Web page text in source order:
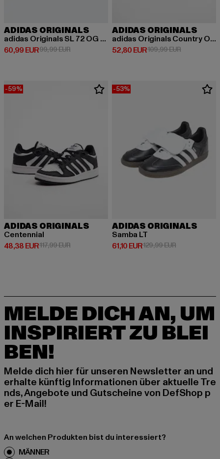
ADIDAS ORIGINALS
adidas Originals SL 72 OG W Sneakers
60,99 EUR
Derzeitiger Preis: 60,99 EUR
99,99 EURAktionspreis: 99,99 EUR
ADIDAS ORIGINALS
adidas Originals Country Originals Sneakers
52,80 EUR
Derzeitiger Preis: 52,80 EUR
109,99 EUR
-59%
ADIDAS ORIGINALS
Centennial
48,38 EUR
Derzeitiger Preis: 48,38 EUR
117,99 EURAktionspreis: 117,99 EUR
-53%
ADIDAS ORIGINALS
Samba LT
61,10 EUR
Derzeitiger Preis: 61,10 EUR
129,99 EURAktionspreis:
MELDE DICH AN, UM
INSPIRIERT ZU BLEI
BEN!
Melde dich hier für unseren Newsletter an und
erhalte künftig Informationen über aktuelle Tre
nds, Angebote und Gutscheine von DefShop p
er E-Mail!
An welchen Produkten bist du interessiert?
MÄNNER